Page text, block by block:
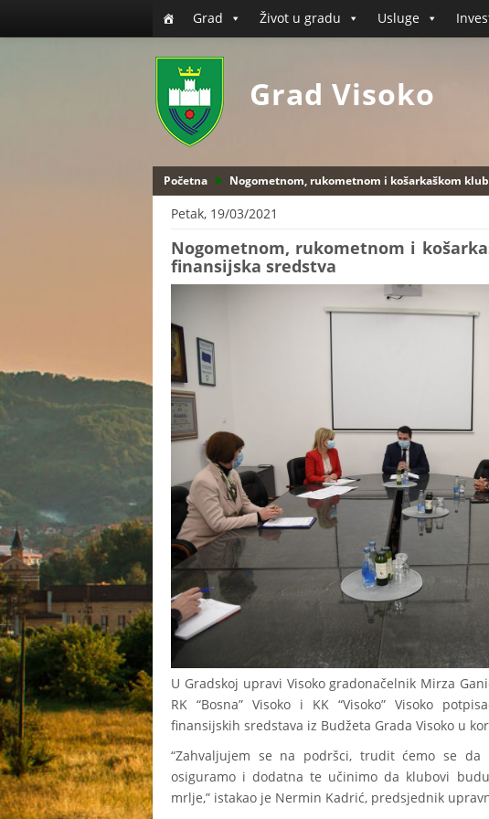
Grad Život u gradu Usluge
Grad Visoko
Početna Nogometnom, rukometnom i košarkaškom
Petak, 19/03/2021
Nogometnom, rukometnom i
finansijska sredstva
U Gradskoj upravi Visoko gradonačelnik Mirza
RK “Bosna” Visoko i KK “Visoko” Visoko
finansijskih sredstava iz Budžeta Grada Visoko u
“Zahvaljujem se na podršci, trudit ćemo se
osiguramo i dodatna te učinimo da klubovi
mrlje,” istakao je Nermin Kadrić, predsjednik